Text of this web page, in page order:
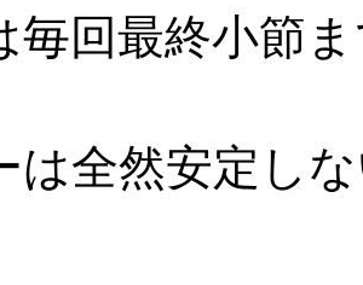
毎回最終小節
は全然安定し